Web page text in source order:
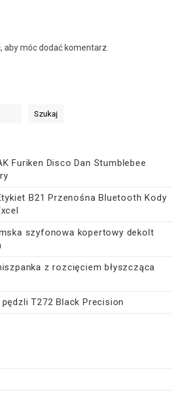
, aby móc dodać komentarz.
Szukaj
Furiken Disco Dan Stumblebee
B21 Przenośna Bluetooth Kody
szyfonowa kopertowy dekolt
z rozcięciem błyszcząca
T272 Black Precision